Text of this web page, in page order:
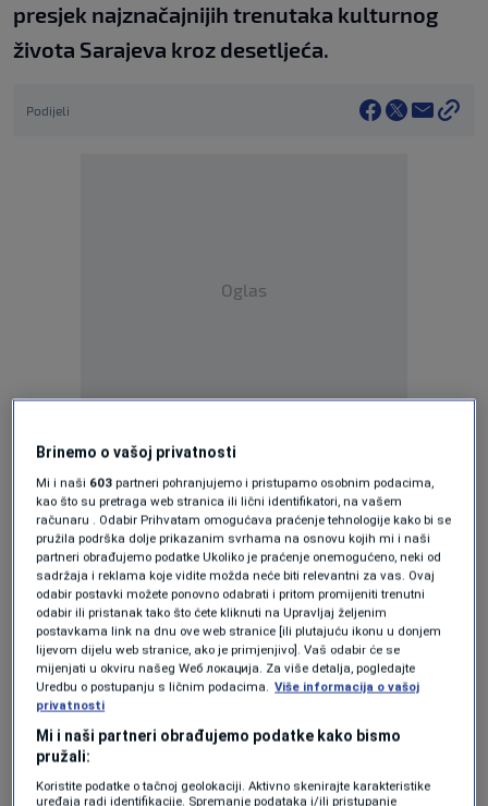
presjek najznačajnijih trenutaka kulturnog
života Sarajeva kroz desetljeća.
Podijeli
Oglas
Međunarodni dan arhiva ove godine obilježava
se pod sloganom „Arhivi za pravdu: prava,
sjećanje i budućnost“. O značaju arhivske
djelatnosti svjedoči i Historijski arhiv Sarajevo,
u kojem se čuva više od 10.000 dužnih metara
arhivske građe kao vrijednog dijela kulturne i
historijske baštine.
Izložba „Sarajevski kulturni momentum“ kroz
arhivsku građu, dokumente, fotografije i druge
izvore iz zbirki i fondova Historijskog arhiva
Brinemo o vašoj privatnosti
Mi i naši 603 partneri pohranjujemo i pristupamo osobnim podacima,
kao što su pretraga web stranica ili lični identifikatori, na vašem
računaru . Odabir Prihvatam omogućava praćenje tehnologije kako bi se
pružila podrška dolje prikazanim svrhama na osnovu kojih mi i naši
partneri obrađujemo podatke Ukoliko je praćenje onemogućeno, neki od
sadržaja i reklama koje vidite možda neće biti relevantni za vas. Ovaj
odabir postavki možete ponovno odabrati i pritom promijeniti trenutni
odabir ili pristanak tako što ćete kliknuti na Upravljaj željenim
postavkama link na dnu ove web stranice [ili plutajuću ikonu u donjem
lijevom dijelu web stranice, ako je primjenjivo]. Vaš odabir će se
mijenjati u okviru našeg Wеб локација. Za više detalja, pogledajte
Uredbu o postupanju s ličnim podacima. Više informacija o vašoj
privatnosti
Mi i naši partneri obrađujemo podatke kako bismo
pružali:
Koristite podatke o tačnoj geolokaciji. Aktivno skenirajte karakteristike
uređaja radi identifikacije. Spremanje podataka i/ili pristupanje